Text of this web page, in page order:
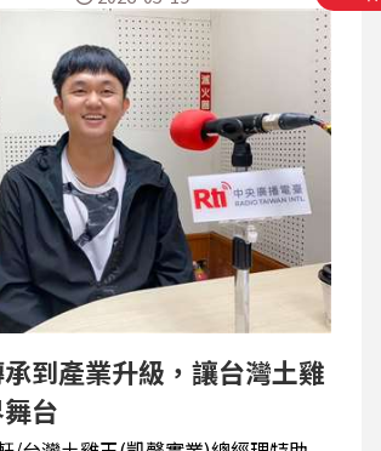
讓消費者不只是「吃得到」，更能
受到」品牌所傳遞的人情味與陪伴
牌依舊堅持食材品質與安心理念，在
新的平衡。 此外，她也分享成
館、愛情故事館與元首館背後的轉型
食品跨足觀光文化體驗，打造屬於台
事。榮獲第27屆十大傑出女青年後，
到，第三代接班接下的不只是企業，
神、員工的信任，以及消費者幾十年
未來，她也希望讓 大黑松小倆口 成
見的台灣品牌。
到產業升級，讓台灣土雞
台